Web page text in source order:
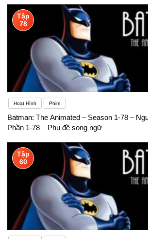
Tập
78
Hoạt Hình Phim
Batman: The Animated – Season 1-78 –
Phần 1-78 – Phụ đề song ngữ
Tập
60